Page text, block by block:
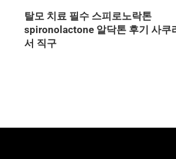
탈모 치료 필수 스피로노락톤
spironolactone 알닥톤 후기 사쿠
서 직구